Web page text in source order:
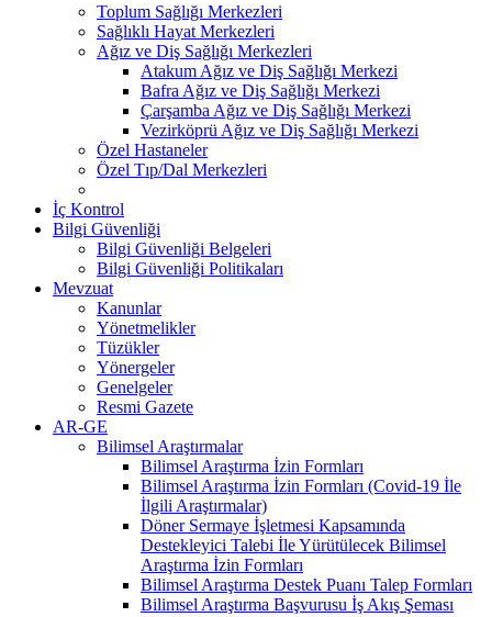
Toplum Sağlığı Merkezleri
Sağlıklı Hayat Merkezleri
Ağız ve Diş Sağlığı Merkezleri
Atakum Ağız ve Diş Sağlığı Merkezi
Bafra Ağız ve Diş Sağlığı Merkezi
Çarşamba Ağız ve Diş Sağlığı Merkezi
Vezirköprü Ağız ve Diş Sağlığı Merkezi
Özel Hastaneler
Özel Tıp/Dal Merkezleri
İç Kontrol
Bilgi Güvenliği
Bilgi Güvenliği Belgeleri
Bilgi Güvenliği Politikaları
Mevzuat
Kanunlar
Yönetmelikler
Tüzükler
Yönergeler
Genelgeler
Resmi Gazete
AR-GE
Bilimsel Araştırmalar
Bilimsel Araştırma İzin Formları
Bilimsel Araştırma İzin Formları (Covid-19 İle
İlgili Araştırmalar)
Döner Sermaye İşletmesi Kapsamında
Destekleyici Talebi İle Yürütülecek Bilimsel
Araştırma İzin Formları
Bilimsel Araştırma Destek Puanı Talep Formları
Bilimsel Araştırma Başvurusu İş Akış Şeması